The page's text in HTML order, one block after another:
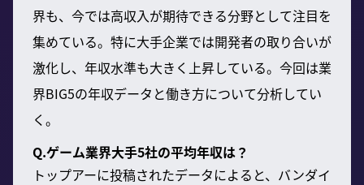
界も、今では高収入が期待できる分野として注目を
集めている。特に大手企業では開発者の取り合いが
激化し、年収水準も大きく上昇している。今回は業
界BIG5の年収データと働き方について分析してい
く。
Q.ゲーム業界大手5社の平均年収は？
トップアーに投稿されたデータによると、バンダイ